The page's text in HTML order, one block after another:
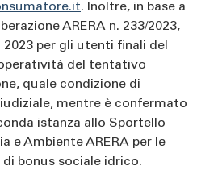
. Inoltre, in base a
ARERA n. 233/2023,
per gli utenti finali del
del tentativo
quale condizione di
mentre è confermato
istanza allo Sportello
e Ambiente ARERA per le
bonus sociale idrico.